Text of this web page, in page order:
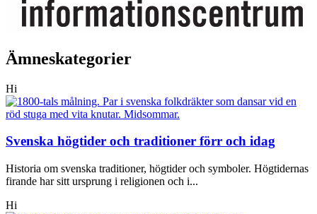
Ämneskategorier
Hi
Svenska högtider och traditioner förr och idag
Historia om svenska traditioner, högtider och symboler. Högtidernas
firande har sitt ursprung i religionen och i...
Hi